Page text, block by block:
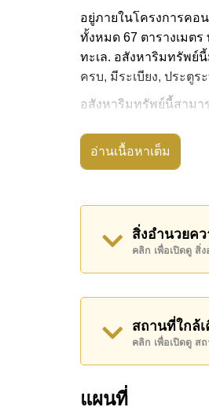
อยู่ภายในโครงการคอ
ทั้งหมด 67 ตารางเมต
ทะเล. อสังหาริมทรัพย์
ครบ, มีระเบียง, ประตูร
อสังหาริมทรัพย์นี้สามา
Northpoint
หรือห้องอบไอน้ำ, ห้องส
อสังหาริมทรัพย์นี้เปิดใ
โปรดทราบว่าราคาค่า
เงินมัดจำ 2 เดือนก่อนเ
ค้นพบโอกาสในการท
ติดต่อ Cornerstone
อ่านเนื้อหาเต็ม
สิ่งอำนวยค
คลิก เพื่อเปิดดู สิ่
สถานที่ใกล้เ
คลิก เพื่อเปิดดู ส
แผนที่